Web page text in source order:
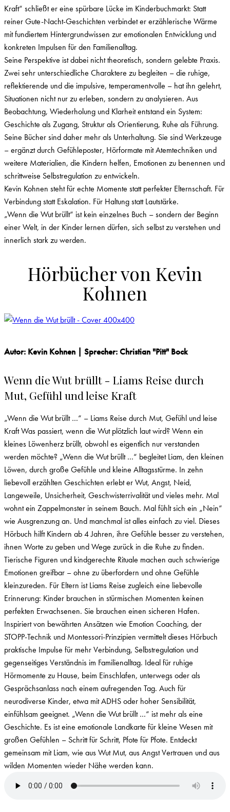
Kraft“ schließt er eine spürbare Lücke im Kinderbuchmarkt: Statt
reiner Gute-Nacht-Geschichten verbindet er erzählerische Wärme
mit fundiertem Hintergrundwissen zur emotionalen Entwicklung und
konkreten Impulsen für den Familienalltag.
Seine Perspektive ist dabei nicht theoretisch, sondern gelebte Praxis.
Zwei sehr unterschiedliche Charaktere zu begleiten – die ruhige,
reflektierende und die impulsive, temperamentvolle – hat ihn gelehrt,
Situationen nicht nur zu erleben, sondern zu analysieren. Aus
Beobachtung, Wiederholung und Klarheit entstand ein System:
Geschichte als Zugang, Struktur als Orientierung, Ruhe als Führung.
Seine Bücher sind daher mehr als Unterhaltung. Sie sind Werkzeuge
– ergänzt durch Gefühleposter, Hörformate mit Atemtechniken und
weitere Materialien, die Kindern helfen, Emotionen zu benennen und
schrittweise Selbstregulation zu entwickeln.
Kevin Kohnen steht für echte Momente statt perfekter Elternschaft. Für
Verbindung statt Eskalation. Für Haltung statt Lautstärke.
„Wenn die Wut brüllt“ ist kein einzelnes Buch – sondern der Beginn
einer Welt, in der Kinder lernen dürfen, sich selbst zu verstehen und
innerlich stark zu werden.
Hörbücher von Kevin
Kohnen
Autor: Kevin Kohnen | Sprecher: Christian "Pitt" Bock
Wenn die Wut brüllt - Liams Reise durch
Mut, Gefühl und leise Kraft
„Wenn die Wut brüllt …“ – Liams Reise durch Mut, Gefühl und leise
Kraft Was passiert, wenn die Wut plötzlich laut wird? Wenn ein
kleines Löwenherz brüllt, obwohl es eigentlich nur verstanden
werden möchte? „Wenn die Wut brüllt …“ begleitet Liam, den kleinen
Löwen, durch große Gefühle und kleine Alltagsstürme. In zehn
liebevoll erzählten Geschichten erlebt er Wut, Angst, Neid,
Langeweile, Unsicherheit, Geschwisterrivalität und vieles mehr. Mal
wohnt ein Zappelmonster in seinem Bauch. Mal fühlt sich ein „Nein“
wie Ausgrenzung an. Und manchmal ist alles einfach zu viel. Dieses
Hörbuch hilft Kindern ab 4 Jahren, ihre Gefühle besser zu verstehen,
ihnen Worte zu geben und Wege zurück in die Ruhe zu finden.
Tierische Figuren und kindgerechte Rituale machen auch schwierige
Emotionen greifbar – ohne zu überfordern und ohne Gefühle
kleinzureden. Für Eltern ist Liams Reise zugleich eine liebevolle
Erinnerung: Kinder brauchen in stürmischen Momenten keinen
perfekten Erwachsenen. Sie brauchen einen sicheren Hafen.
Inspiriert von bewährten Ansätzen wie Emotion Coaching, der
STOPP-Technik und Montessori-Prinzipien vermittelt dieses Hörbuch
praktische Impulse für mehr Verbindung, Selbstregulation und
gegenseitiges Verständnis im Familienalltag. Ideal für ruhige
Hörmomente zu Hause, beim Einschlafen, unterwegs oder als
Gesprächsanlass nach einem aufregenden Tag. Auch für
neurodiverse Kinder, etwa mit ADHS oder hoher Sensibilität,
einfühlsam geeignet. „Wenn die Wut brüllt …“ ist mehr als eine
Geschichte. Es ist eine emotionale Landkarte für kleine Wesen mit
großen Gefühlen – Schritt für Schritt, Pfote für Pfote. Entdeckt
gemeinsam mit Liam, wie aus Wut Mut, aus Angst Vertrauen und aus
wilden Momenten wieder Nähe werden kann.